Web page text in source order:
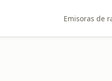
Emisoras de